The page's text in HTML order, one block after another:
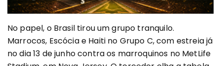
No papel, o Brasil tirou um grupo tranquilo.
Marrocos, Escócia e Haiti no Grupo C, com estreia já
no dia 13 de junho contra os marroquinos no MetLife